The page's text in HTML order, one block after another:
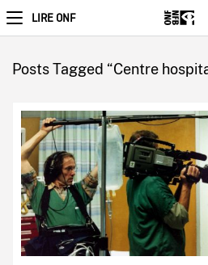
LIRE ONF
Posts Tagged “Centre